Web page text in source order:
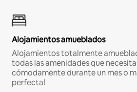
Alojamientos amueblados
Alojamientos totalmente
todas las amenidades que
cómodamente durante un mes o
perfecta!